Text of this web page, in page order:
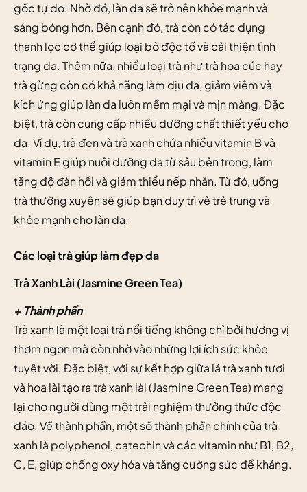
gốc tự do. Nhờ đó, làn da sẽ trở nên khỏe mạnh và
sáng bóng hơn. Bên cạnh đó, trà còn có tác dụng
thanh lọc cơ thể giúp loại bỏ độc tố và cải thiện tình
trạng da. Thêm nữa, nhiều loại trà như trà hoa cúc hay
trà gừng còn có khả năng làm dịu da, giảm viêm và
kích ứng giúp làn da luôn mềm mại và mịn màng. Đặc
biệt, trà còn cung cấp nhiều dưỡng chất thiết yếu cho
da. Ví dụ, trà đen và trà xanh chứa nhiều vitamin B và
vitamin E giúp nuôi dưỡng da từ sâu bên trong, làm
tăng độ đàn hồi và giảm thiểu nếp nhăn. Từ đó, uống
trà thường xuyên sẽ giúp bạn duy trì vẻ trẻ trung và
khỏe mạnh cho làn da.
Các loại trà giúp làm đẹp da
Trà Xanh Lài (Jasmine Green Tea)
+ Thành phần
Trà xanh là một loại trà nổi tiếng không chỉ bởi hương vị
thơm ngon mà còn nhờ vào những lợi ích sức khỏe
tuyệt vời. Đặc biệt, với sự kết hợp giữa lá trà xanh tươi
và hoa lài tạo ra trà xanh lài (Jasmine Green Tea) mang
lại cho người dùng một trải nghiệm thưởng thức độc
đáo. Về thành phần, một số thành phần chính của trà
xanh là polyphenol, catechin và các vitamin như B1, B2,
C, E, giúp chống oxy hóa và tăng cường sức đề kháng.